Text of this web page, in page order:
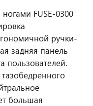
FUSE-0300
ручки-
задняя панель
пользователей.
большая